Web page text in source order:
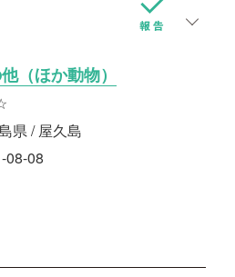
（ほか動物）
県 / 屋久島
08-08